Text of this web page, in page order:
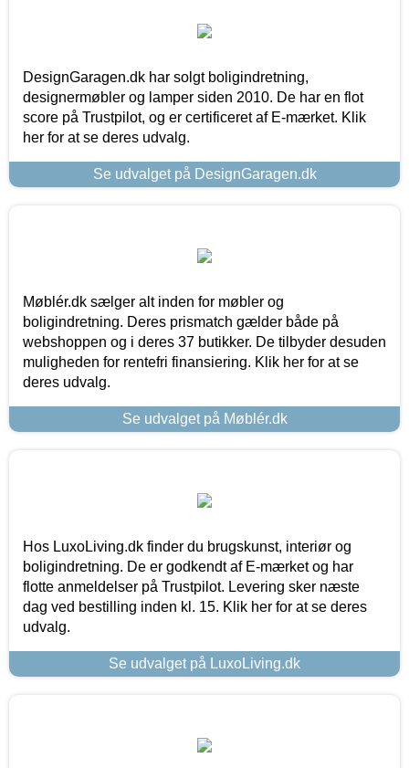
DesignGaragen.dk har solgt boligindretning,
designermøbler og lamper siden 2010. De har en flot
score på Trustpilot, og er certificeret af E-mærket. Klik
her for at se deres udvalg.
Se udvalget på DesignGaragen.dk
Møblér.dk sælger alt inden for møbler og
boligindretning. Deres prismatch gælder både på
webshoppen og i deres 37 butikker. De tilbyder desuden
muligheden for rentefri finansiering. Klik her for at se
deres udvalg.
Se udvalget på Møblér.dk
Hos LuxoLiving.dk finder du brugskunst, interiør og
boligindretning. De er godkendt af E-mærket og har
flotte anmeldelser på Trustpilot. Levering sker næste
dag ved bestilling inden kl. 15. Klik her for at se deres
udvalg.
Se udvalget på LuxoLiving.dk